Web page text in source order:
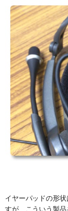
イヤーパッドの形
すが、こういう製